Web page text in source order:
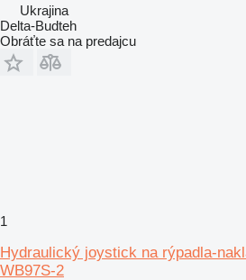
Ukrajina
Delta-Budteh
Obráťte sa na predajcu
1
Hydraulický joystick na rýpadla-
WB97S-2